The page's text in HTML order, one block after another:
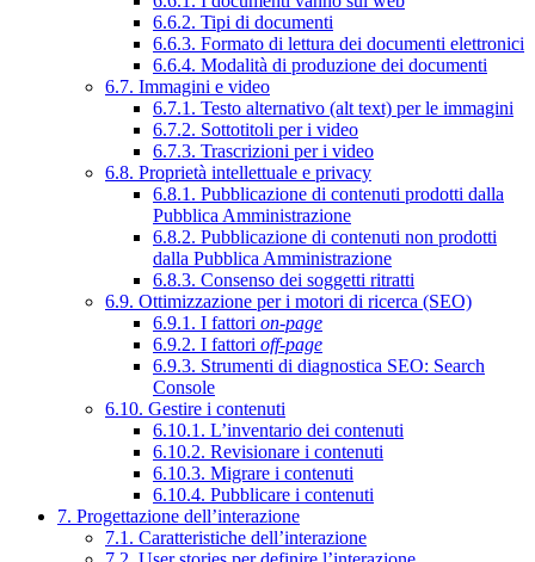
6.6.2. Tipi di documenti
6.6.3. Formato di lettura dei documenti elettronici
6.6.4. Modalità di produzione dei documenti
6.7. Immagini e video
6.7.1. Testo alternativo (alt text) per le immagini
6.7.2. Sottotitoli per i video
6.7.3. Trascrizioni per i video
6.8. Proprietà intellettuale e privacy
6.8.1. Pubblicazione di contenuti prodotti dalla
Pubblica Amministrazione
6.8.2. Pubblicazione di contenuti non prodotti
dalla Pubblica Amministrazione
6.8.3. Consenso dei soggetti ritratti
6.9. Ottimizzazione per i motori di ricerca (SEO)
6.9.1. I fattori on-page
6.9.2. I fattori off-page
6.9.3. Strumenti di diagnostica SEO: Search
Console
6.10. Gestire i contenuti
6.10.1. L’inventario dei contenuti
6.10.2. Revisionare i contenuti
6.10.3. Migrare i contenuti
6.10.4. Pubblicare i contenuti
7. Progettazione dell’interazione
7.1. Caratteristiche dell’interazione